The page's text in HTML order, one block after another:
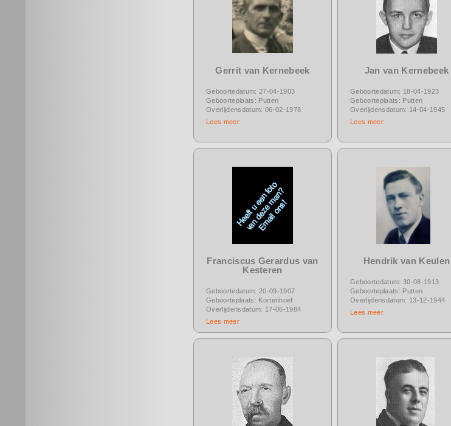
Gerrit van Kernebeek
Geboortedatum: 27-04-1903
Geboorteplaats: Putten
Overlijdensdatum: 06-02-1978
Lees meer
Jan van Kernebeek
Geboortedatum: 18-04-1923
Geboorteplaats: Putten
Overlijdensdatum: 14-04-1945
Lees meer
Franciscus Gerardus van
Kesteren
Geboortedatum: 20-09-1907
Geboorteplaats: Kortenhoef
Overlijdensdatum: 17-06-1984
Lees meer
Hendrik van Keulen
Geboortedatum: 30-08-1913
Geboorteplaats: Putten
Overlijdensdatum: 13-12-1944
Lees meer